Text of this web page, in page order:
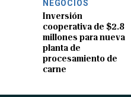
NEGOCIOS
Inversión
cooperativa de $2.8
millones para nueva
planta de
procesamiento de
carne